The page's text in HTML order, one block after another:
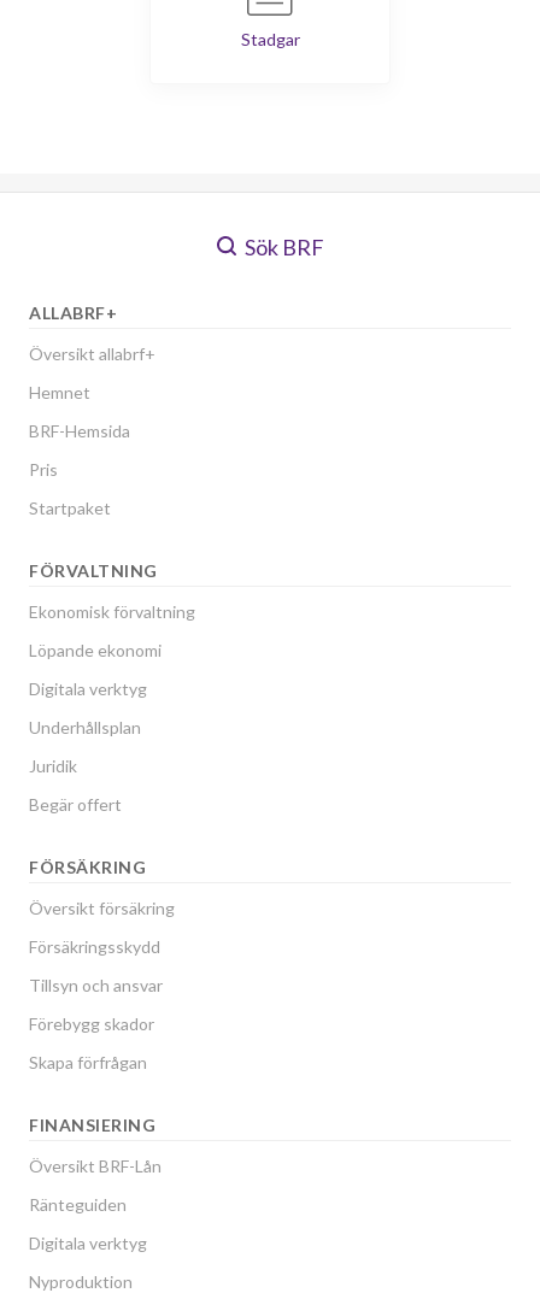
Stadgar
Sök BRF
ALLABRF+
Översikt allabrf+
Hemnet
BRF-Hemsida
Pris
Startpaket
FÖRVALTNING
Ekonomisk förvaltning
Löpande ekonomi
Digitala verktyg
Underhållsplan
Juridik
Begär offert
FÖRSÄKRING
Översikt försäkring
Försäkringsskydd
Tillsyn och ansvar
Förebygg skador
Skapa förfrågan
FINANSIERING
Översikt BRF-Lån
Ränteguiden
Digitala verktyg
Nyproduktion